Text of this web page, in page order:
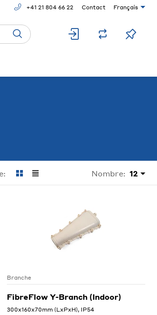
+41 21 804 66 22 Contact Français
Nombre: 12
Branche
FibreFlow Y-Branch (Indoor)
300x160x70mm (LxPxH), IP54